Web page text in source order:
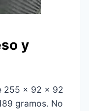
y
255 × 92 × 92
gramos. No